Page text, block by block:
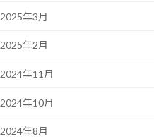
2025年3月
2025年2月
2024年11月
2024年10月
2024年8月